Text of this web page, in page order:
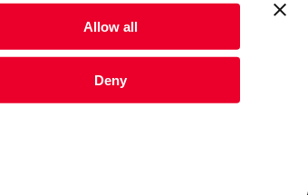
Allow all
Deny